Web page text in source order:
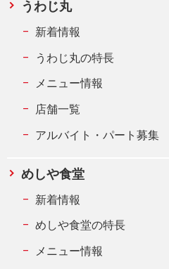
うわじ丸
新着情報
うわじ丸の特長
メニュー情報
店舗一覧
アルバイト・パート募集
めしや食堂
新着情報
めしや食堂の特長
メニュー情報